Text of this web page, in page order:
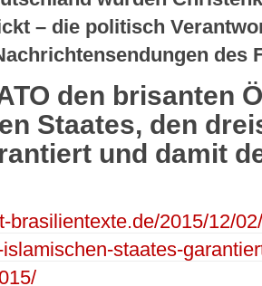
– die politisch
des
den brisanten
Staates, den
und damit
brasilientexte.de/2015/12/
staates-